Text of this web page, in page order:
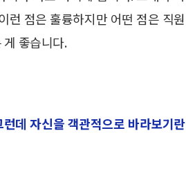
런 점은 훌륭하지만 어떤 점은 직원
게 좋습니다.
데 자신을 객관적으로 바라보기란